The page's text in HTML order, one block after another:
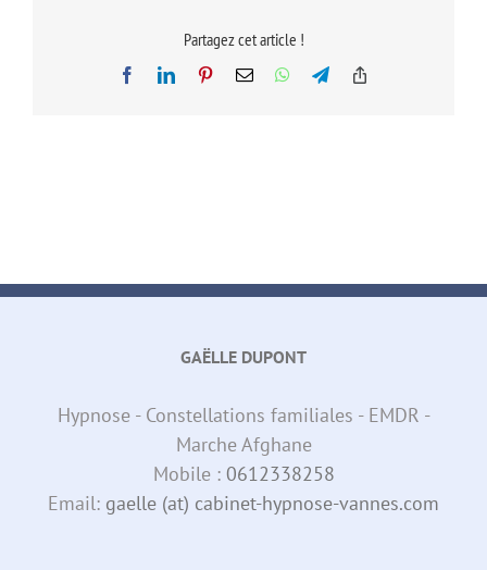
Partagez cet article !
FacebookLinkedInPinterestEmail WhatsApp
Telegram
GAËLLE DUPONT
Hypnose - Constellations familiales - EMDR -
Marche Afghane
Mobile : 0612338258
Email: gaelle (at) cabinet-hypnose-vannes.com